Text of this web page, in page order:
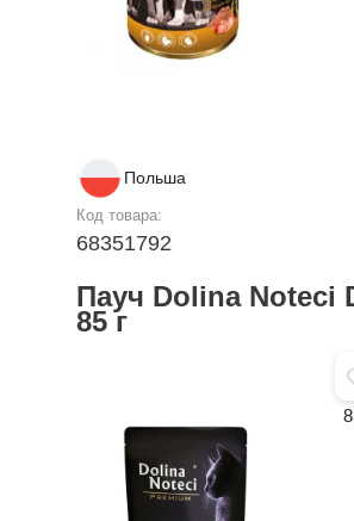
Польша
Код товара:
68351792
Пауч Dolina Noteci
85 г